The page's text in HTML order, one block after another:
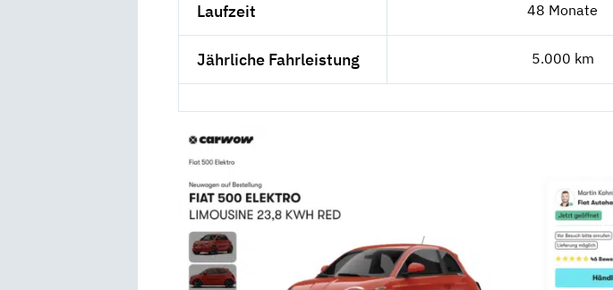
Laufzeit 48 Monate
Jährliche Fahrleistung 5.000 km